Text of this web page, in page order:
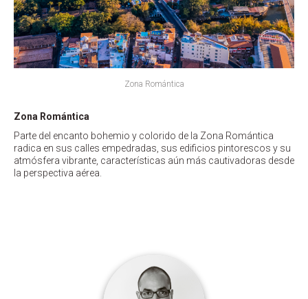
Zona Romántica
Zona Romántica
Parte del encanto bohemio y colorido de la Zona Romántica
radica en sus calles empedradas, sus edificios pintorescos y su
atmósfera vibrante, características aún más cautivadoras desde
la perspectiva aérea.